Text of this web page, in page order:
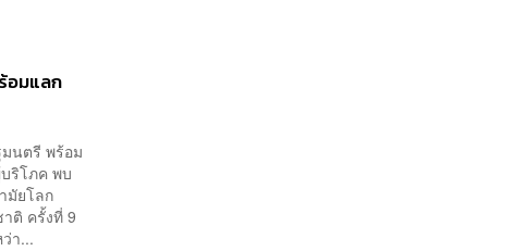
อมแลก
นตรี พร้อม
ริโภค พบ
มัยโลก
ติ ครั้งที่ 9
า...